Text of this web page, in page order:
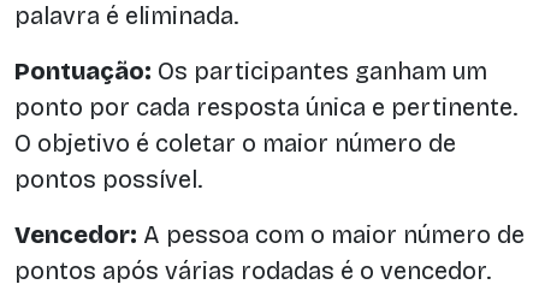
palavra é eliminada.
Pontuação: Os participantes ganham um
ponto por cada resposta única e pertinente.
O objetivo é coletar o maior número de
pontos possível.
Vencedor: A pessoa com o maior número de
pontos após várias rodadas é o vencedor.